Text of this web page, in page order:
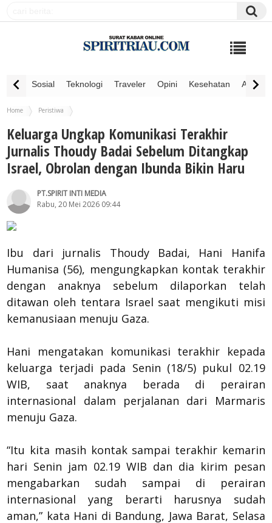
Sosial Teknologi Traveler Opini Kesehatan
Home
Peristiwa
Obrolan dengan Ibunda Bikin Haru
Keluarga Ungkap Komunikasi Terakhir
Jurnalis Thoudy Badai Sebelum Ditangkap
Israel, Obrolan dengan Ibunda Bikin Haru
PT.SPIRIT INTI MEDIA
Rabu, 20 Mei 2026 09:44
Ibu dari jurnalis Thoudy Badai, Hani Hanifa
Humanisa (56), mengungkapkan kontak terakhir
dengan anaknya sebelum dilaporkan telah
ditawan oleh tentara Israel saat mengikuti misi
kemanusiaan menuju Gaza.
Hani mengatakan komunikasi terakhir kepada
keluarga terjadi pada Senin (18/5) pukul 02.19
WIB, saat anaknya berada di perairan
internasional dalam perjalanan dari Marmaris
menuju Gaza.
“Itu kita masih kontak sampai terakhir kemarin
hari Senin jam 02.19 WIB dan dia kirim pesan
mengabarkan sudah sampai di perairan
internasional yang berarti harusnya sudah
aman,” kata Hani di Bandung, Jawa Barat, Selasa